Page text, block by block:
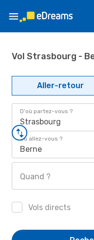
Vol Strasbourg -
Aller-retour
D'où partez-vous ?
Strasbourg
Où allez-vous ?
Berne
Quand ?
Vols directs